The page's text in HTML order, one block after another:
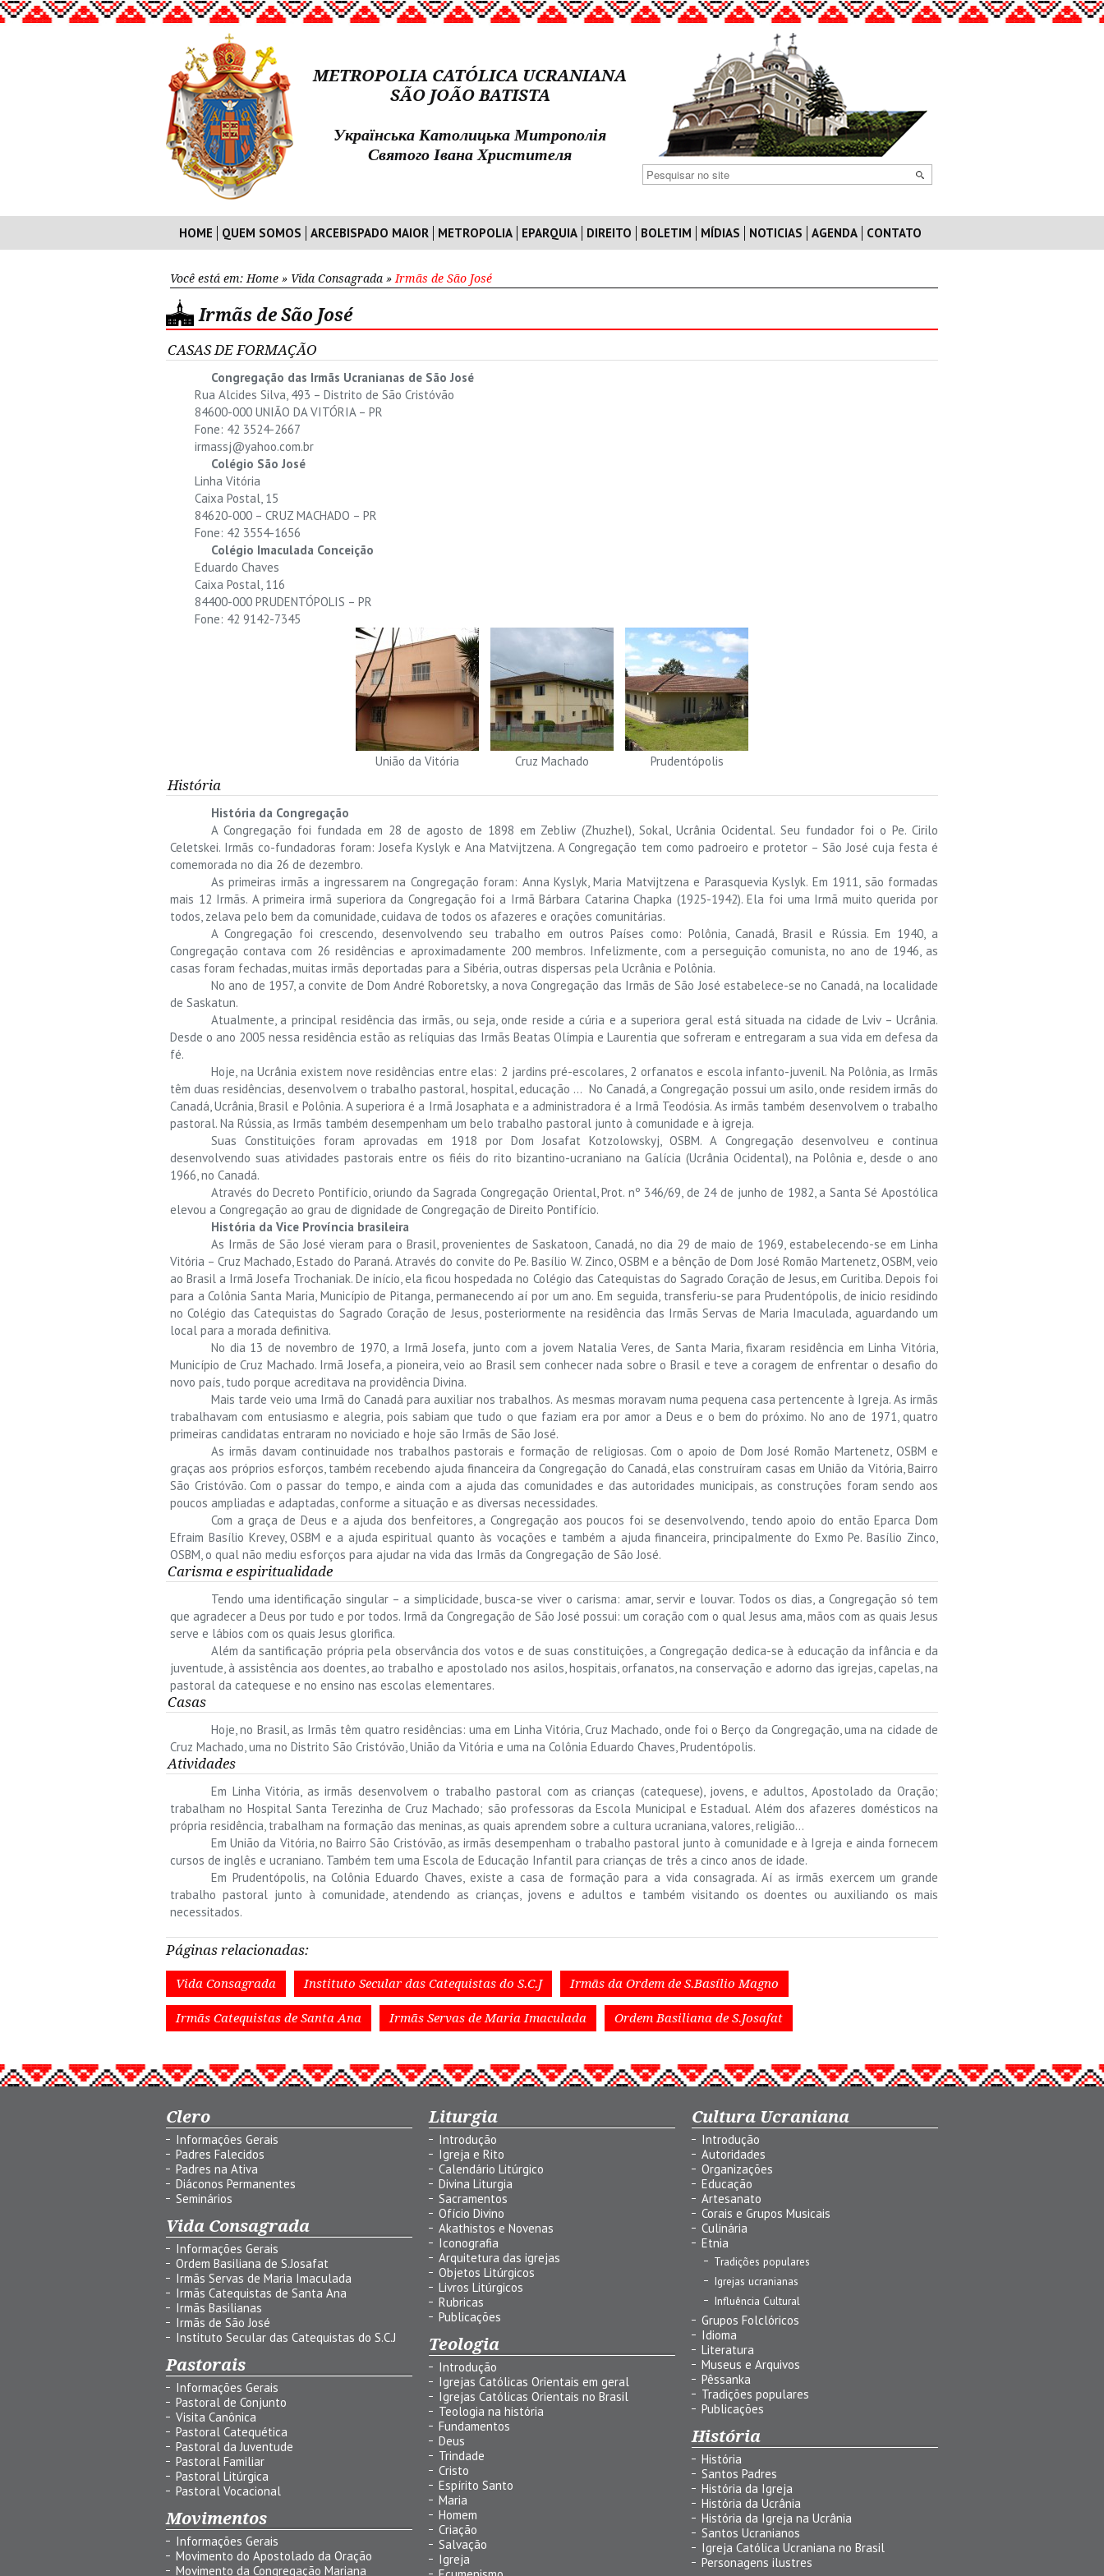
METROPOLIA CATÓLICA UCRANIANA
SÃO JOÃO BATISTA
Українська Католицька Митрополія
Святого Івана Христителя
HOME QUEM SOMOS ARCEBISPADO MAIOR METROPOLIA EPARQUIA DIREITO BOLETIM MÍDIAS NOTICIAS AGENDA CONTATO
Você está em: Home » Vida Consagrada » Irmãs de São José
Irmãs de São José
CASAS DE FORMAÇÃO
Congregação das Irmãs Ucranianas de São José
Rua Alcides Silva, 493 – Distrito de São Cristóvão
84600-000 UNIÃO DA VITÓRIA – PR
Fone: 42 3524-2667
irmassj@yahoo.com.br
Colégio São José
Linha Vitória
Caixa Postal, 15
84620-000 – CRUZ MACHADO – PR
Fone: 42 3554-1656
Colégio Imaculada Conceição
Eduardo Chaves
Caixa Postal, 116
84400-000 PRUDENTÓPOLIS – PR
Fone: 42 9142-7345
União da Vitória Cruz Machado Prudentópolis
História
História da Congregação
A Congregação foi fundada em 28 de agosto de 1898 em Zebliw (Zhuzhel), Sokal, Ucrânia Ocidental. Seu fundador foi o Pe. Cirilo
Celetskei. Irmãs co-fundadoras foram: Josefa Kyslyk e Ana Matvijtzena. A Congregação tem como padroeiro e protetor – São José cuja festa é
comemorada no dia 26 de dezembro.
As primeiras irmãs a ingressarem na Congregação foram: Anna Kyslyk, Maria Matvijtzena e Parasquevia Kyslyk. Em 1911, são formadas
mais 12 Irmãs. A primeira irmã superiora da Congregação foi a Irmã Bárbara Catarina Chapka (1925-1942). Ela foi uma Irmã muito querida por
todos, zelava pelo bem da comunidade, cuidava de todos os afazeres e orações comunitárias.
A Congregação foi crescendo, desenvolvendo seu trabalho em outros Países como: Polônia, Canadá, Brasil e Rússia. Em 1940, a
Congregação contava com 26 residências e aproximadamente 200 membros. Infelizmente, com a perseguição comunista, no ano de 1946, as
casas foram fechadas, muitas irmãs deportadas para a Sibéria, outras dispersas pela Ucrânia e Polônia.
No ano de 1957, a convite de Dom André Roboretsky, a nova Congregação das Irmãs de São José estabelece-se no Canadá, na localidade
de Saskatun.
Atualmente, a principal residência das irmãs, ou seja, onde reside a cúria e a superiora geral está situada na cidade de Lviv – Ucrânia.
Desde o ano 2005 nessa residência estão as relíquias das Irmãs Beatas Olímpia e Laurentia que sofreram e entregaram a sua vida em defesa da
fé.
Hoje, na Ucrânia existem nove residências entre elas: 2 jardins pré-escolares, 2 orfanatos e escola infanto-juvenil. Na Polônia, as Irmãs
têm duas residências, desenvolvem o trabalho pastoral, hospital, educação … No Canadá, a Congregação possui um asilo, onde residem irmãs do
Canadá, Ucrânia, Brasil e Polônia. A superiora é a Irmã Josaphata e a administradora é a Irmã Teodósia. As irmãs também desenvolvem o trabalho
pastoral. Na Rússia, as Irmãs também desempenham um belo trabalho pastoral junto à comunidade e à igreja.
Suas Constituições foram aprovadas em 1918 por Dom Josafat Kotzolowskyj, OSBM. A Congregação desenvolveu e continua
desenvolvendo suas atividades pastorais entre os fiéis do rito bizantino-ucraniano na Galícia (Ucrânia Ocidental), na Polônia e, desde o ano
1966, no Canadá.
Através do Decreto Pontifício, oriundo da Sagrada Congregação Oriental, Prot. nº 346/69, de 24 de junho de 1982, a Santa Sé Apostólica
elevou a Congregação ao grau de dignidade de Congregação de Direito Pontifício.
História da Vice Província brasileira
As Irmãs de São José vieram para o Brasil, provenientes de Saskatoon, Canadá, no dia 29 de maio de 1969, estabelecendo-se em Linha
Vitória – Cruz Machado, Estado do Paraná. Através do convite do Pe. Basílio W. Zinco, OSBM e a bênção de Dom José Romão Martenetz, OSBM, veio
ao Brasil a Irmã Josefa Trochaniak. De início, ela ficou hospedada no Colégio das Catequistas do Sagrado Coração de Jesus, em Curitiba. Depois foi
para a Colônia Santa Maria, Município de Pitanga, permanecendo aí por um ano. Em seguida, transferiu-se para Prudentópolis, de inicio residindo
no Colégio das Catequistas do Sagrado Coração de Jesus, posteriormente na residência das Irmãs Servas de Maria Imaculada, aguardando um
local para a morada definitiva.
No dia 13 de novembro de 1970, a Irmã Josefa, junto com a jovem Natalia Veres, de Santa Maria, fixaram residência em Linha Vitória,
Município de Cruz Machado. Irmã Josefa, a pioneira, veio ao Brasil sem conhecer nada sobre o Brasil e teve a coragem de enfrentar o desafio do
novo país, tudo porque acreditava na providência Divina.
Mais tarde veio uma Irmã do Canadá para auxiliar nos trabalhos. As mesmas moravam numa pequena casa pertencente à Igreja. As irmãs
trabalhavam com entusiasmo e alegria, pois sabiam que tudo o que faziam era por amor a Deus e o bem do próximo. No ano de 1971, quatro
primeiras candidatas entraram no noviciado e hoje são Irmãs de São José.
As irmãs davam continuidade nos trabalhos pastorais e formação de religiosas. Com o apoio de Dom José Romão Martenetz, OSBM e
graças aos próprios esforços, também recebendo ajuda financeira da Congregação do Canadá, elas construíram casas em União da Vitória, Bairro
São Cristóvão. Com o passar do tempo, e ainda com a ajuda das comunidades e das autoridades municipais, as construções foram sendo aos
poucos ampliadas e adaptadas, conforme a situação e as diversas necessidades.
Com a graça de Deus e a ajuda dos benfeitores, a Congregação aos poucos foi se desenvolvendo, tendo apoio do então Eparca Dom
Efraim Basílio Krevey, OSBM e a ajuda espiritual quanto às vocações e também a ajuda financeira, principalmente do Exmo Pe. Basílio Zinco,
OSBM, o qual não mediu esforços para ajudar na vida das Irmãs da Congregação de São José.
Carisma e espiritualidade
Tendo uma identificação singular – a simplicidade, busca-se viver o carisma: amar, servir e louvar. Todos os dias, a Congregação só tem
que agradecer a Deus por tudo e por todos. Irmã da Congregação de São José possui: um coração com o qual Jesus ama, mãos com as quais Jesus
serve e lábios com os quais Jesus glorifica.
Além da santificação própria pela observância dos votos e de suas constituições, a Congregação dedica-se à educação da infância e da
juventude, à assistência aos doentes, ao trabalho e apostolado nos asilos, hospitais, orfanatos, na conservação e adorno das igrejas, capelas, na
pastoral da catequese e no ensino nas escolas elementares.
Casas
Hoje, no Brasil, as Irmãs têm quatro residências: uma em Linha Vitória, Cruz Machado, onde foi o Berço da Congregação, uma na cidade de
Cruz Machado, uma no Distrito São Cristóvão, União da Vitória e uma na Colônia Eduardo Chaves, Prudentópolis.
Atividades
Em Linha Vitória, as irmãs desenvolvem o trabalho pastoral com as crianças (catequese), jovens, e adultos, Apostolado da Oração;
trabalham no Hospital Santa Terezinha de Cruz Machado; são professoras da Escola Municipal e Estadual. Além dos afazeres domésticos na
própria residência, trabalham na formação das meninas, as quais aprendem sobre a cultura ucraniana, valores, religião…
Em União da Vitória, no Bairro São Cristóvão, as irmãs desempenham o trabalho pastoral junto à comunidade e à Igreja e ainda fornecem
cursos de inglês e ucraniano. Também tem uma Escola de Educação Infantil para crianças de três a cinco anos de idade.
Em Prudentópolis, na Colônia Eduardo Chaves, existe a casa de formação para a vida consagrada. Aí as irmãs exercem um grande
trabalho pastoral junto à comunidade, atendendo as crianças, jovens e adultos e também visitando os doentes ou auxiliando os mais
necessitados.
Páginas relacionadas:
Vida Consagrada Instituto Secular das Catequistas do S.C.J Irmãs da Ordem de S.Basílio Magno
Irmãs Catequistas de Santa Ana Irmãs Servas de Maria Imaculada Ordem Basiliana de S.Josafat
Clero
Informações Gerais
Padres Falecidos
Padres na Ativa
Diáconos Permanentes
Seminários
Vida Consagrada
Informações Gerais
Ordem Basiliana de S.Josafat
Irmãs Servas de Maria Imaculada
Irmãs Catequistas de Santa Ana
Irmãs Basilianas
Irmãs de São José
Instituto Secular das Catequistas do S.C.J
Pastorais
Informações Gerais
Pastoral de Conjunto
Visita Canônica
Pastoral Catequética
Pastoral da Juventude
Pastoral Familiar
Pastoral Litúrgica
Pastoral Vocacional
Movimentos
Informações Gerais
Movimento do Apostolado da Oração
Movimento da Congregação Mariana
Liturgia
Introdução
Igreja e Rito
Calendário Litúrgico
Divina Liturgia
Sacramentos
Ofício Divino
Akathistos e Novenas
Iconografia
Arquitetura das igrejas
Objetos Litúrgicos
Livros Litúrgicos
Rubricas
Publicações
Teologia
Introdução
Igrejas Católicas Orientais em geral
Igrejas Católicas Orientais no Brasil
Teologia na história
Fundamentos
Deus
Trindade
Cristo
Espírito Santo
Maria
Homem
Criação
Salvação
Igreja
Cultura Ucraniana
Introdução
Autoridades
Organizações
Educação
Artesanato
Corais e Grupos Musicais
Culinária
Etnia
Tradições populares
Igrejas ucranianas
Influência Cultural
Grupos Folclóricos
Idioma
Literatura
Museus e Arquivos
Pêssanka
Tradições populares
Publicações
História
História
Santos Padres
História da Igreja
História da Ucrânia
História da Igreja na Ucrânia
Santos Ucranianos
Igreja Católica Ucraniana no Brasil
Personagens ilustres